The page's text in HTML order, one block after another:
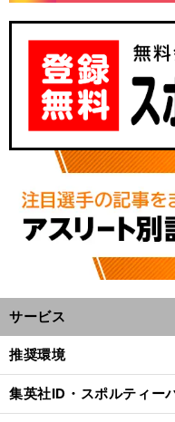
サービス
推奨環境
集英社ID・スポルティー